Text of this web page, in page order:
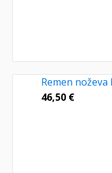
Remen
46,50 €